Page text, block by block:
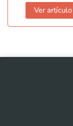
Ver artículo